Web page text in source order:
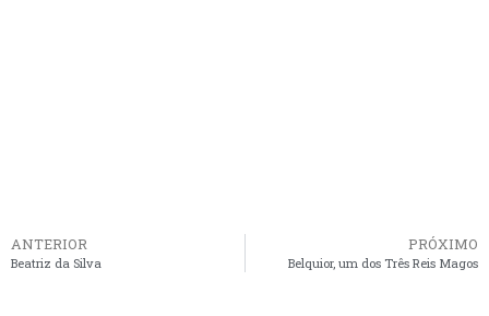
ANTERIOR
Beatriz da Silva
PRÓXIMO
Belquior, um dos Três Reis Magos